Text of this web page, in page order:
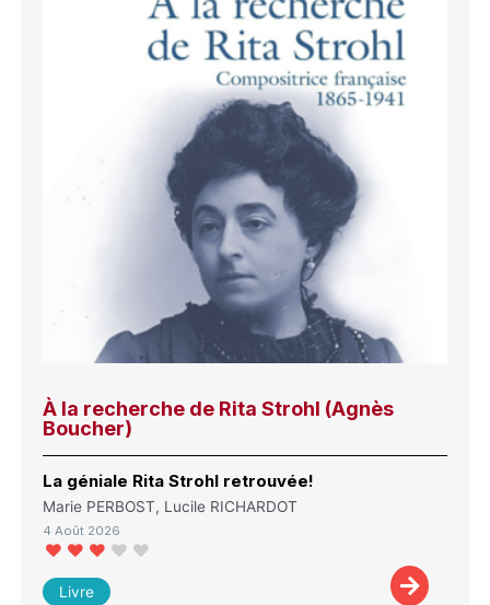
À la recherche de Rita Strohl (Agnès
Boucher)
La géniale Rita Strohl retrouvée!
Marie PERBOST, Lucile RICHARDOT
4 Août 2026
Livre